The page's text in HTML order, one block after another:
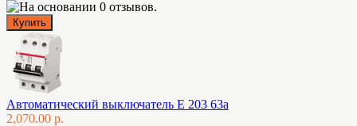
Автоматический выключатель E 203 63а
2,070.00 р.